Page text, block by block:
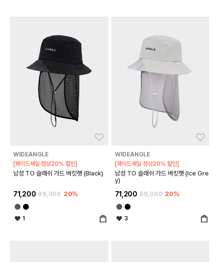
WIDEANGLE
[와이드세일 정상20% 할인]
남성 TO 슬래쉬 가드 버킷햇 (Black)
71,200 89,000 20%
1
WIDEANGLE
[와이드세일 정상20% 할인]
남성 TO 슬래쉬 가드 버킷햇 (Ice Gre
y)
71,200 89,000 20%
3